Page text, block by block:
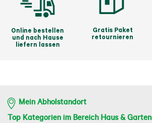
Online bestellen
und nach Hause
liefern lassen
Gratis Paket
retournieren
Mein Abholstandort
Top Kategorien im Bereich Haus & Garten